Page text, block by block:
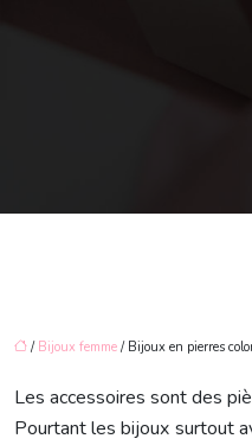
/ Bijoux femme / Bijoux en pierres
Les accessoires sont des
Pourtant les bijoux surtout